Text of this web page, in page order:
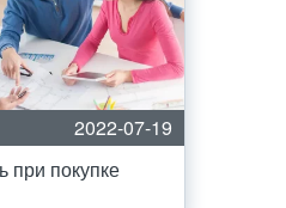
2022-07-19
при покупке